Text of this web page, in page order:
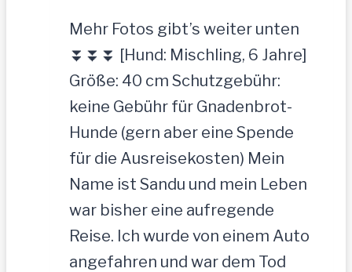
Mehr Fotos gibt’s weiter unten
⏬⏬⏬ [Hund: Mischling, 6 Jahre]
Größe: 40 cm Schutzgebühr:
keine Gebühr für Gnadenbrot-
Hunde (gern aber eine Spende
für die Ausreisekosten) Mein
Name ist Sandu und mein Leben
war bisher eine aufregende
Reise. Ich wurde von einem Auto
angefahren und war dem Tod